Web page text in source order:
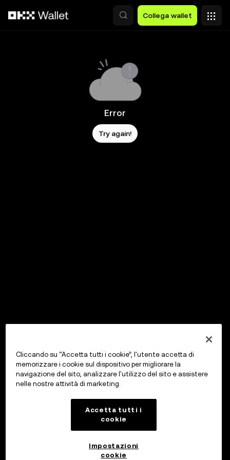
Collega wallet
Error
Try again!
Cliccando su “Accetta tutti i cookie”, l'utente accetta di
memorizzare i cookie sul dispositivo per migliorare la
navigazione del sito, analizzare l'utilizzo del sito e assistere
nelle nostre attività di marketing.
Accetta tutti i
cookie
Impostazioni
cookie